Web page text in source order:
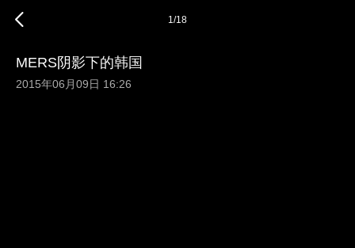
1/18
MERS阴影下的韩国
2015年06月09日 16:26